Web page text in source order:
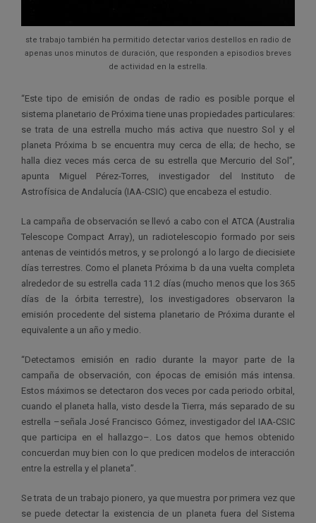
ste trabajo también ha permitido detectar varios destellos en radio de
apenas unos minutos de duración, que responden a episodios breves
de actividad en la estrella.
“Este tipo de emisión de ondas de radio es posible porque el
sistema planetario de Próxima tiene unas propiedades particulares:
se trata de una estrella mucho más activa que nuestro Sol y el
planeta Próxima b se encuentra muy cerca de ella; de hecho, se
halla diez veces más cerca de su estrella que Mercurio del Sol”,
apunta Miguel Pérez-Torres, investigador del Instituto de
Astrofísica de Andalucía (IAA-CSIC) que encabeza el estudio.
La campaña de observación se llevó a cabo con el ATCA (Australia
Telescope Compact Array), un radiotelescopio formado por seis
antenas de veintidós metros, y se prolongó a lo largo de diecisiete
días terrestres. Como el planeta Próxima b da una vuelta completa
alrededor de su estrella cada 11.2 días (mucho menos que los 365
días de la órbita terrestre), los investigadores observaron la
emisión procedente del sistema planetario de Próxima durante el
equivalente a un año y medio.
“Detectamos emisión en radio durante la mayor parte de la
campaña de observación, con épocas de emisión más intensa.
Estos máximos se detectaron dos veces por cada periodo orbital,
cuando el planeta halla, visto desde la Tierra, más separado de su
estrella –señala José Francisco Gómez, investigador del IAA-CSIC
que participa en el hallazgo–. Los datos que hemos obtenido
concuerdan muy bien con lo que predicen modelos de interacción
entre la estrella y el planeta”.
Se trata de un trabajo pionero, ya que muestra por primera vez que
se puede detectar la existencia de un planeta fuera del Sistema